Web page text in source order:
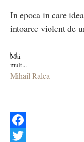
In epoca in care
intoarce violent de
Mihail Ralea
Facebook